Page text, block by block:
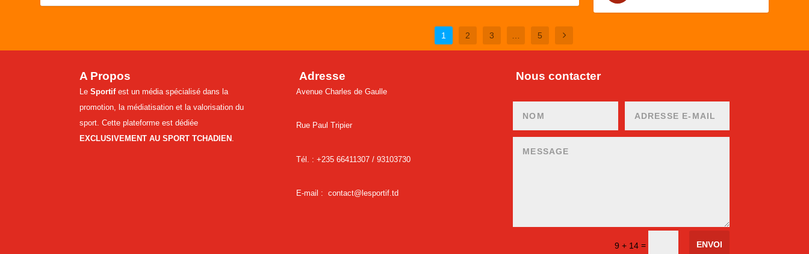
1 2 3 5
A Propos
Le Sportifest un média spécialisé dans la
promotion, la médiatisation et la valorisation du
sport. Cette plateforme est dédiée
EXCLUSIVEMENT AU SPORT TCHADIEN
Adresse
Avenue Charles de Gaulle
Rue Paul Tripier
Tél. : +235 66411307 / 93103730
E-mail : contact@lesportif.td
Nous contacter
9 + 14= ENVOI